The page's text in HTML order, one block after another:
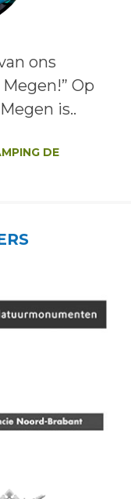
ons
Op
is..
DE